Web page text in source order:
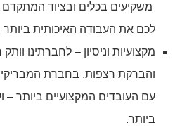
משקיעים בכלים ובציוד המתקדם
לכם את העבודה האיכותית ביותר
מקצועיות וניסיון – לחברתינו
והברקת רצפות. בחברת
עם העובדים המקצועיים ביותר
ביותר.